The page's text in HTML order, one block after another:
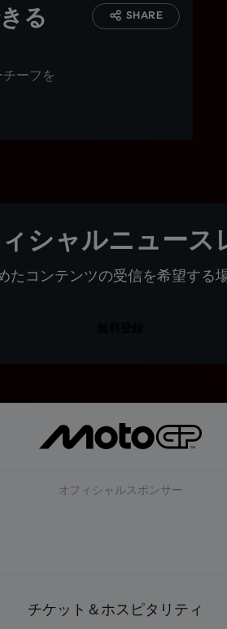
る
ーフを
SHARE
シャルニュース
たコンテンツの受信を希望する
オフィシャルスポンサー
チケット＆ホスピタリティ